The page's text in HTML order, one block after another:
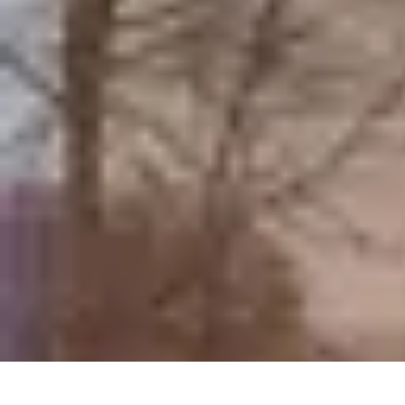
Fromages du Monde
DécouverteDécouvertes fromagères Dégustation
Fromages du Monde